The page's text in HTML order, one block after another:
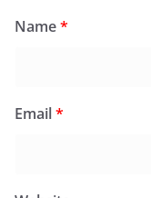
Name*
Email*